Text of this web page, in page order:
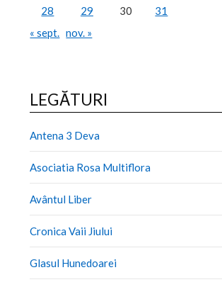
28 29 30
31
« sept. nov. »
LEGĂTURI
Antena 3 Deva
Asociatia Rosa Multiflora
Avântul Liber
Cronica Vaii Jiului
Glasul Hunedoarei